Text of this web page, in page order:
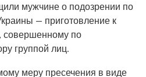
мужчине о подозрении по
— приготовление к
совершенному по
группой лиц.
меру пресечения в виде